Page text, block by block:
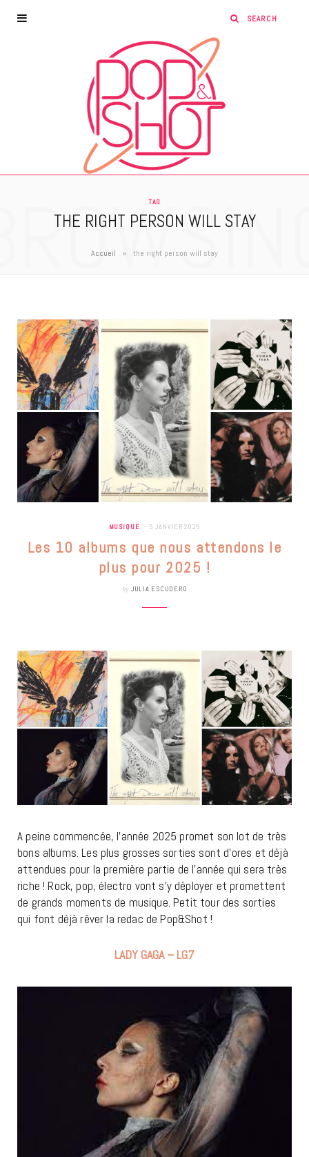
TAG
THE RIGHT PERSON WILL STAY
Accueil » the right person will stay
MUSIQUE 5 JANVIER 2025
Les 10 albums que nous attendons le
plus pour 2025 !
by JULIA ESCUDERO
A peine commencée, l’année 2025 promet son lot de très
bons albums. Les plus grosses sorties sont d’ores et déjà
attendues pour la première partie de l’année qui sera très
riche ! Rock, pop, électro vont s’y déployer et promettent
de grands moments de musique. Petit tour des sorties
qui font déjà rêver la redac de Pop&Shot !
LADY GAGA – LG7